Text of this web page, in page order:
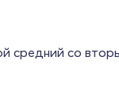
средний со